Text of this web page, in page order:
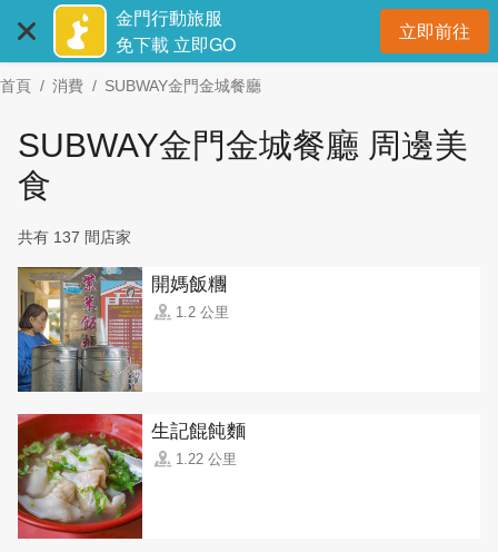
主
要
金門行動旅服
免下載 立即GO
立即前往開
首頁 消費 SUBWAY金門金城餐廳
SUBWAY金門金城餐廳 周邊美
食
共有 137 間店家
開媽飯糰
1.2 公里
生記餛飩麵
1.22 公里